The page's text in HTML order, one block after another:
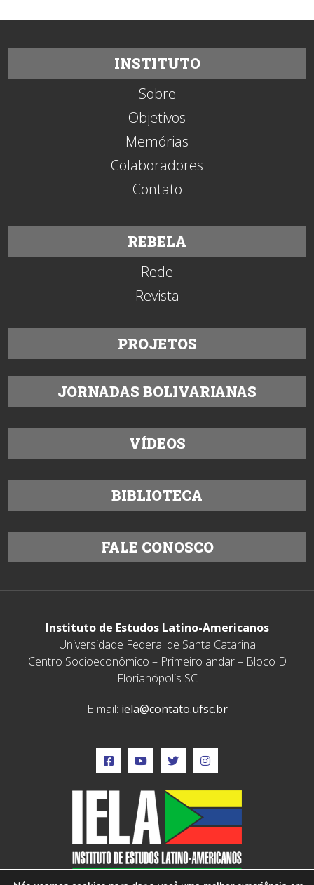
INSTITUTO
Sobre
Objetivos
Memórias
Colaboradores
Contato
REBELA
Rede
Revista
PROJETOS
JORNADAS BOLIVARIANAS
VÍDEOS
BIBLIOTECA
FALE CONOSCO
Instituto de Estudos Latino-Americanos
Universidade Federal de Santa Catarina
Centro Socioeconômico – Primeiro andar – Bloco D
Florianópolis SC
E-mail: iela@contato.ufsc.br